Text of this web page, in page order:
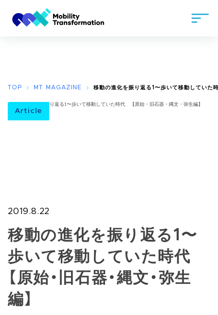
TOP MT MAGAZINE 移動の進化を振り返る1〜歩いて移動していた時
Article
2019.8.22
移動の進化を振り返る1〜
歩いて移動していた時代
【原始・旧石器・縄文・弥生
編】